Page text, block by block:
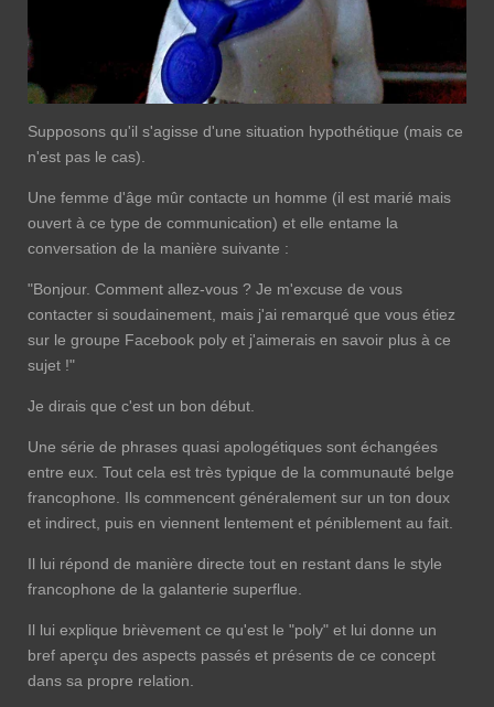
Supposons qu'il s'agisse d'une situation hypothétique (mais ce
n'est pas le cas).
Une femme d'âge mûr contacte un homme (il est marié mais
ouvert à ce type de communication) et elle entame la
conversation de la manière suivante :
"Bonjour. Comment allez-vous ? Je m'excuse de vous
contacter si soudainement, mais j'ai remarqué que vous étiez
sur le groupe Facebook poly et j'aimerais en savoir plus à ce
sujet !"
Je dirais que c'est un bon début.
Une série de phrases quasi apologétiques sont échangées
entre eux. Tout cela est très typique de la communauté belge
francophone. Ils commencent généralement sur un ton doux
et indirect, puis en viennent lentement et péniblement au fait.
Il lui répond de manière directe tout en restant dans le style
francophone de la galanterie superflue.
Il lui explique brièvement ce qu'est le "poly" et lui donne un
bref aperçu des aspects passés et présents de ce concept
dans sa propre relation.